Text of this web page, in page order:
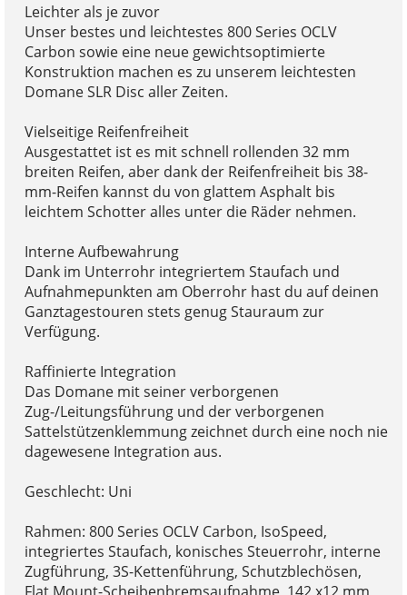
Leichter als je zuvor
Unser bestes und leichtestes 800 Series OCLV
Carbon sowie eine neue gewichtsoptimierte
Konstruktion machen es zu unserem leichtesten
Domane SLR Disc aller Zeiten.
Vielseitige Reifenfreiheit
Ausgestattet ist es mit schnell rollenden 32 mm
breiten Reifen, aber dank der Reifenfreiheit bis 38-
mm-Reifen kannst du von glattem Asphalt bis
leichtem Schotter alles unter die Räder nehmen.
Interne Aufbewahrung
Dank im Unterrohr integriertem Staufach und
Aufnahmepunkten am Oberrohr hast du auf deinen
Ganztagestouren stets genug Stauraum zur
Verfügung.
Raffinierte Integration
Das Domane mit seiner verborgenen
Zug-/Leitungsführung und der verborgenen
Sattelstützenklemmung zeichnet durch eine noch nie
dagewesene Integration aus.
Geschlecht: Uni
Rahmen: 800 Series OCLV Carbon, IsoSpeed,
integriertes Staufach, konisches Steuerrohr, interne
Zugführung, 3S-Kettenführung, Schutzblechösen,